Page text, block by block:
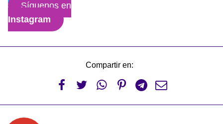
Síguenos en
Instagram
Compartir en:
     